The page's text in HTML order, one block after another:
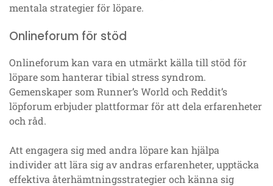
mentala strategier för löpare.
Onlineforum för stöd
Onlineforum kan vara en utmärkt källa till stöd för
löpare som hanterar tibial stress syndrom.
Gemenskaper som Runner’s World och Reddit’s
löpforum erbjuder plattformar för att dela erfarenheter
och råd.
Att engagera sig med andra löpare kan hjälpa
individer att lära sig av andras erfarenheter, upptäcka
effektiva återhämtningsstrategier och känna sig